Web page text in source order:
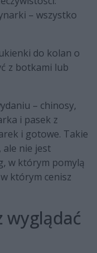
– wszystko
do kolan o
z botkami lub
– chinosy,
i pasek z
i gotowe. Takie
ale nie jest
w którym pomylą
którym cenisz
wyglądać